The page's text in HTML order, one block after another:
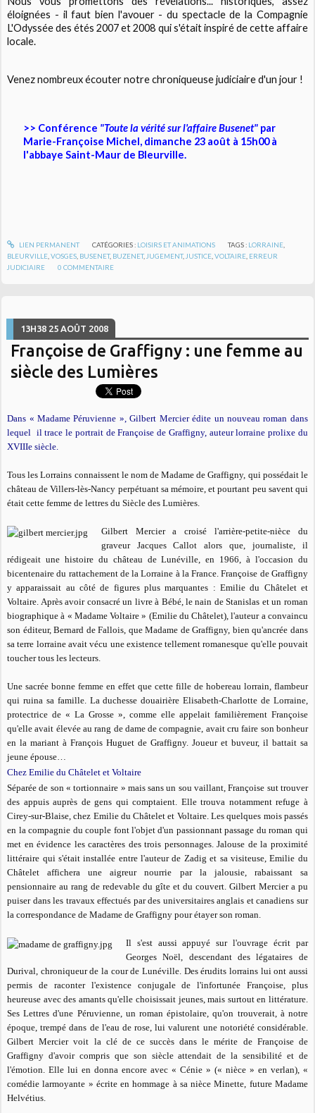
éloignées - il faut bien l'avouer - du spectacle de la Compagnie
L'Odyssée des étés 2007 et 2008 qui s'était inspiré de cette affaire
locale.
Venez nombreux écouter notre chroniqueuse judiciaire d'un jour !
>> Conférence "Toute la vérité sur l'affaire Busenet"par
Marie-Françoise Michel, dimanche 23 août à 15h00 à
l'abbaye Saint-Maur de Bleurville.
LIEN PERMANENT CATÉGORIES : LOISIRS ET ANIMATIONS TAGS : LORRAINE
BLEURVILLE ,VOSGES BUSENET, BUZENET, JUGEMENT, JUSTICE ,VOLTAIRE ERREUR
JUDICIAIRE
0 COMMENTAIRE
13H38 25 AOÛT 2008
Françoise de Graffigny : une femme au
siècle des Lumières
Dans « Madame Péruvienne », Gilbert Mercier édite un nouveau roman dans
lequel il trace le portrait de Françoise de Graffigny, auteur lorraine prolixe du
XVIIIe siècle.
Tous les Lorrains connaissent le nom de Madame de Graffigny, qui possédait le
château de Villers-lès-Nancy perpétuant sa mémoire, et pourtant peu savent qui
était cette femme de lettres du Siècle des Lumières.
Gilbert Mercier a croisé l'arrière-petite-nièce du
graveur Jacques Callot alors que, journaliste, il
rédigeait une histoire du château de Lunéville, en 1966, à l'occasion du
bicentenaire du rattachement de la Lorraine à la France. Françoise de Graffigny
y apparaissait au côté de figures plus marquantes : Emilie du Châtelet et
Voltaire. Après avoir consacré un livre à Bébé, le nain de Stanislas et un roman
biographique à « Madame Voltaire » (Emilie du Châtelet), l'auteur a convaincu
son éditeur, Bernard de Fallois, que Madame de Graffigny, bien qu'ancrée dans
sa terre lorraine avait vécu une existence tellement romanesque qu'elle pouvait
toucher tous les lecteurs.
Une sacrée bonne femme en effet que cette fille de hobereau lorrain, flambeur
qui ruina sa famille. La duchesse douairière Elisabeth-Charlotte de Lorraine,
protectrice de «La Grosse », comme elle appelait familièrement Françoise
qu'elle avait élevée au rang de dame de compagnie, avait cru faire son bonheur
en la mariant à François Huguet de Graffigny. Joueur et buveur, il battait sa
jeune épouse…
Chez Emilie du Châtelet et Voltaire
Séparée de son «tortionnaire » mais sans un sou vaillant, Françoise sut trouver
des appuis auprès de gens qui comptaient. Elle trouva notamment refuge à
Cirey-sur-Blaise, chez Emilie du Châtelet et Voltaire. Les quelques mois passés
en la compagnie du couple font l'objet d'un passionnant passage du roman qui
met en évidence les caractères des trois personnages. Jalouse de la proximité
littéraire qui s'était installée entre l'auteur de Zadig et sa visiteuse, Emilie du
Châtelet affichera une aigreur nourrie par la jalousie, rabaissant sa
pensionnaire au rang de redevable du gîte et du couvert. Gilbert Mercier a pu
puiser dans les travaux effectués par des universitaires anglais et canadiens sur
la correspondance de Madame de Graffigny pour étayer son roman.
Il s'est aussi appuyé sur l'ouvrage écrit par
Georges Noël, descendant des légataires de
Durival, chroniqueur de la cour de Lunéville. Des érudits lorrains lui ont aussi
permis de raconter l'existence conjugale de l'infortunée Françoise, plus
heureuse avec des amants qu'elle choisissait jeunes, mais surtout en littérature.
SesLettres d'une Péruvienne, un roman épistolaire, qu'on trouverait, à notre
époque, trempé dans de l'eau de rose, lui valurent une notoriété considérable.
Gilbert Mercier voit la clé de ce succès dans le mérite de Françoise de
Graffigny d'avoir compris que son siècle attendait de la sensibilité et de
l'émotion. Elle lui en donna encore avec « Cénie » (« nièce » en verlan), «
comédie larmoyante » écrite en hommage à sa nièce Minette, future Madame
Helvétius.